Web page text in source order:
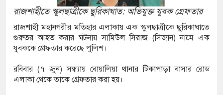
অভিযানে নারীসহ ৭ মাদক কারবারি গ্রেফতার,
প্রদীপ রাওয়াত মারা গেছেন
ফুটবলারের সঙ্গে প্রেমের গুঞ্জন নিয়ে যা
রাজশাহীতে স্কুলছাত্রীকে ছুরিকাঘাত: অভিযুক্ত যুবক গ্রেফতার
রাজশাহী মহানগরীর মতিহার এলাকায় এক স্কুলছাত্রীকে ছুরিকাঘাতে
গুরুতর আহত করার ঘটনায় সামিউল সিরাজ (সিজান) নামে এক
যুবককে গ্রেফতার করেছে পুলিশ।
রবিবার (৭ জুন) সন্ধ্যায় বোয়ালিয়া থানার টিকাপাড়া বাসার রোড
এলাকা থেকে তাকে গ্রেফতার করা হয়।